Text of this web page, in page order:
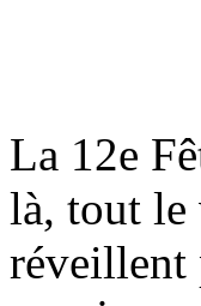
La 12e
là, tout le
réveillent